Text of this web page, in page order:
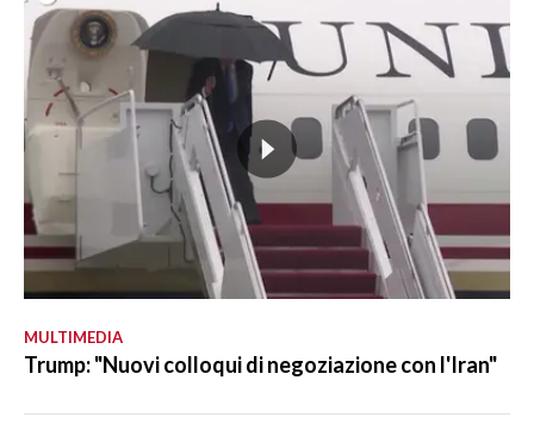
MULTIMEDIA
Trump: "Nuovi colloqui di negoziazione con l'Iran"